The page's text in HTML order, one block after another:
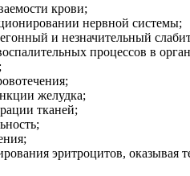
крови;
нервной системы;
и незначительный
процессов в
желудка;
тканей;
эритроцитов, оказывая